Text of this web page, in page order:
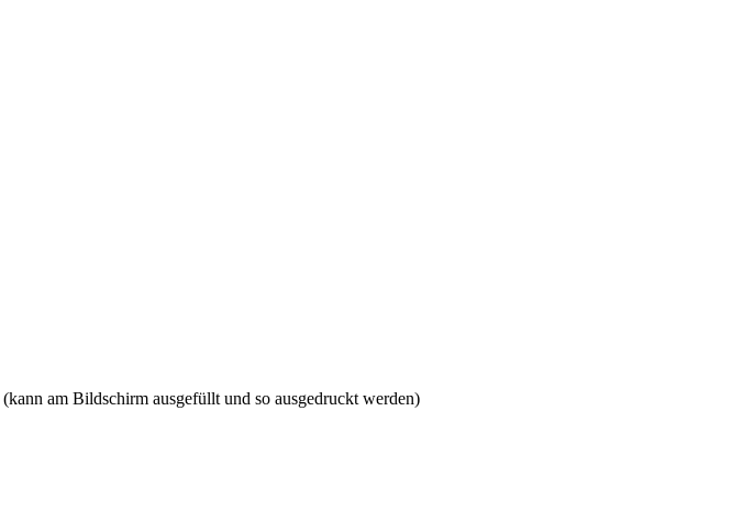
(kann am Bildschirm ausgefüllt und so ausgedruckt werden)